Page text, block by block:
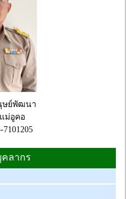
ษย์พัฒนา
ม่อูคอ
7101205
คลากร